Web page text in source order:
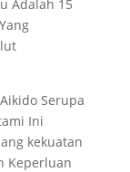
Adalah 15
Serupa
Ini
kekuatan
Keperluan